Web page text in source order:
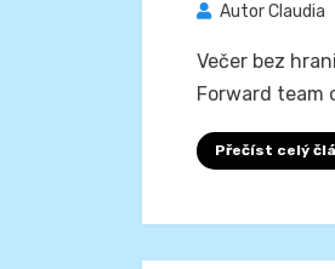
AutorClaudia
Večer bez
Forward team
Přečíst celý